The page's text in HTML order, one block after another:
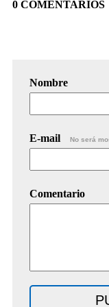
0 COMENTARIOS
Nombre
E-mail No será
Comentario